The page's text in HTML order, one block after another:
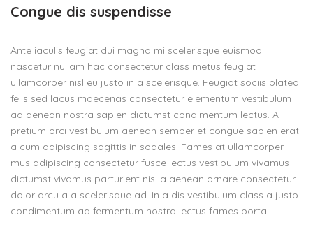
Congue dis suspendisse
Ante iaculis feugiat dui magna mi scelerisque euismod
nascetur nullam hac consectetur class metus feugiat
ullamcorper nisl eu justo in a scelerisque. Feugiat sociis platea
felis sed lacus maecenas consectetur elementum vestibulum
ad aenean nostra sapien dictumst condimentum lectus. A
pretium orci vestibulum aenean semper et congue sapien erat
a cum adipiscing sagittis in sodales. Fames at ullamcorper
mus adipiscing consectetur fusce lectus vestibulum vivamus
dictumst vivamus parturient nisl a aenean ornare consectetur
dolor arcu a a scelerisque ad. In a dis vestibulum class a justo
condimentum ad fermentum nostra lectus fames porta.